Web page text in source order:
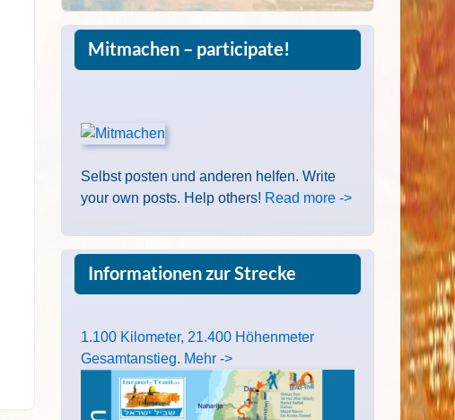
Mitmachen – participate!
Selbst posten und anderen helfen. Write
your own posts. Help others! Read more ->
Informationen zur Strecke
1.100 Kilometer, 21.400 Höhenmeter
Gesamtanstieg. Mehr ->